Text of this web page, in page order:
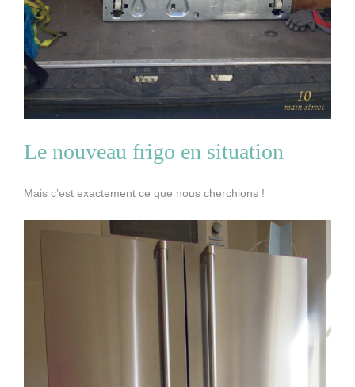
Le nouveau frigo en situation
Mais c’est exactement ce que nous cherchions !